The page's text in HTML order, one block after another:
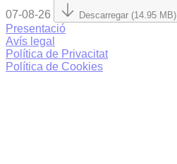
07-08-26 Descarregar (14.95 MB)
Presentació
Avís legal
Política de Privacitat
Política de Cookies